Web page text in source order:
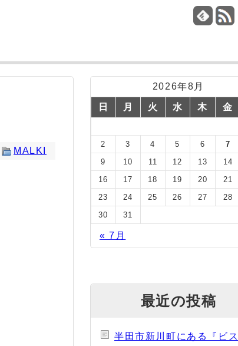
MALKI
2026年8月
日 月 火 水 木 金
2
3 4 5 6 7
9
10 11 12 13 14
16
17 18 19 20 21
23
24 25 26 27 28
30
31
« 7月
最近の投稿
半田市新川町にある『ビス